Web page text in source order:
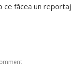
făcea un